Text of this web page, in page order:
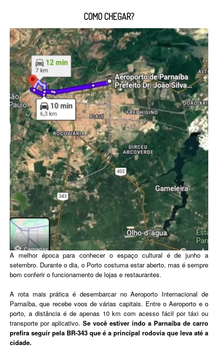
COMO CHEGAR?
A melhor época para conhecer o espaço cultural é de junho a
setembro. Durante o dia, o Porto costuma estar aberto, mas é sempre
bom conferir o funcionamento de lojas e restaurantes.
A rota mais prática é desembarcar no Aeroporto Internacional de
Parnaíba, que recebe voos de várias capitais. Entre o Aeroporto e o
porto, a distância é de apenas 10 km com acesso fácil por táxi ou
transporte por aplicativo. Se você estiver indo a Parnaíba de carro
prefira seguir pela BR-343 que é a principal rodovia que leva até a
cidade.